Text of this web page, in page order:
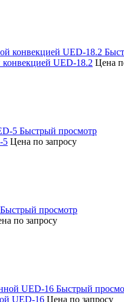
UED-18.2 Цена
Быстрый просмотр
5 Цена по запросу
Быстрый просмотр
по запросу
Быстрый
UED-16 Цена по запросу